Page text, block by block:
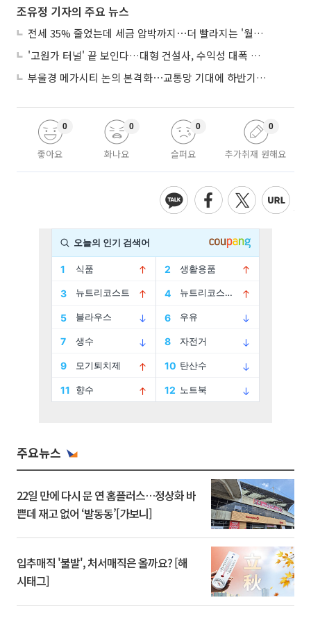
조유정 기자의 주요 뉴스
전세 35% 줄었는데 세금 압박까지⋯더 빨라지는 '월세화'
'고원가 터널' 끝 보인다…대형 건설사, 수익성 대폭 개선
부울경 메가시티 논의 본격화⋯교통망 기대에 하반기 분양시장 '주목'
좋아요
0
화나요
0
슬퍼요
0
추가취재 원해요
0
주요뉴스
22일 만에 다시 문 연 홈플러스…정상화 바
쁜데 재고 없어 ‘발동동’[가보니]
입추매직 '불발', 처서매직은 올까요? [해
시태그]